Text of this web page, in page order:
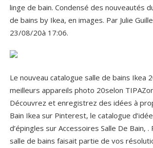
linge de bain. Condensé des nouveautés
de bains by Ikea, en images. Par Julie
23/08/20à 17:06.
Le nouveau catalogue salle de bains Ikea
meilleurs appareils photo 20selon
Découvrez et enregistrez des idées à
Bain Ikea sur Pinterest, le catalogue
d’épingles sur Accessoires Salle De Bain,
salle de bains faisait partie de vos